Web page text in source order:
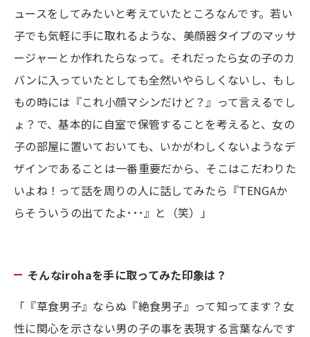
ュースをしてみたいと考えていたところなんです。若い
子でも気軽に手に取れるような、美顔器タイプのマッサ
ージャーとか作れたらなって。それだったら女の子のカ
バンに入っていたとしても全然いやらしくないし、もし
もの時には『これ小顔マシンだけど？』って言えるでし
ょ？で、基本的に自室で保管することを考えると、女の
子の部屋に置いておいても、いかがわしくないようなデ
ザインであることは一番重要だから、そこはこだわりた
いよね！って話を周りの人に話してみたら『TENGAか
らそういうの出てたよ･･･』と（笑）」
そんなirohaを手に取ってみた印象は？
「『草食男子』ならぬ『絶食男子』って知ってます？女
性に関心を示さない男の子の事を表現する言葉なんです